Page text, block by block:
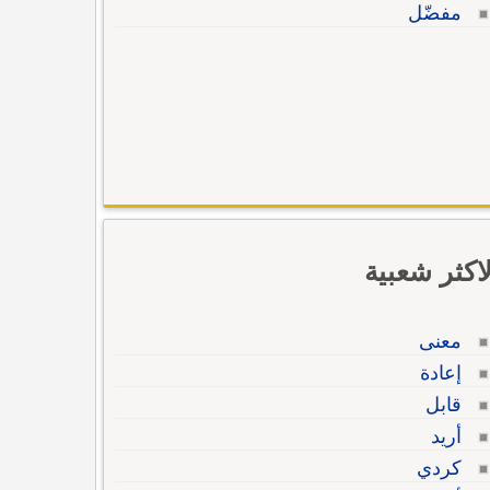
مفضّل
شعبية
معنى
إعادة
قابل
أريد
كردي